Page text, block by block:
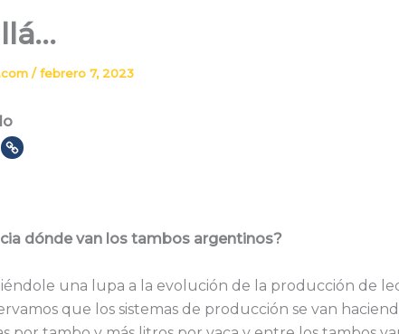
/febrero 7, 2023
dónde van los tambos argentinos?
una lupa a la evolución de la producción de
que los sistemas de producción se van